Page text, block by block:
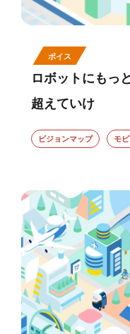
ボイス
ロボットにもっ
超えていけ
ビジョンマップ モ